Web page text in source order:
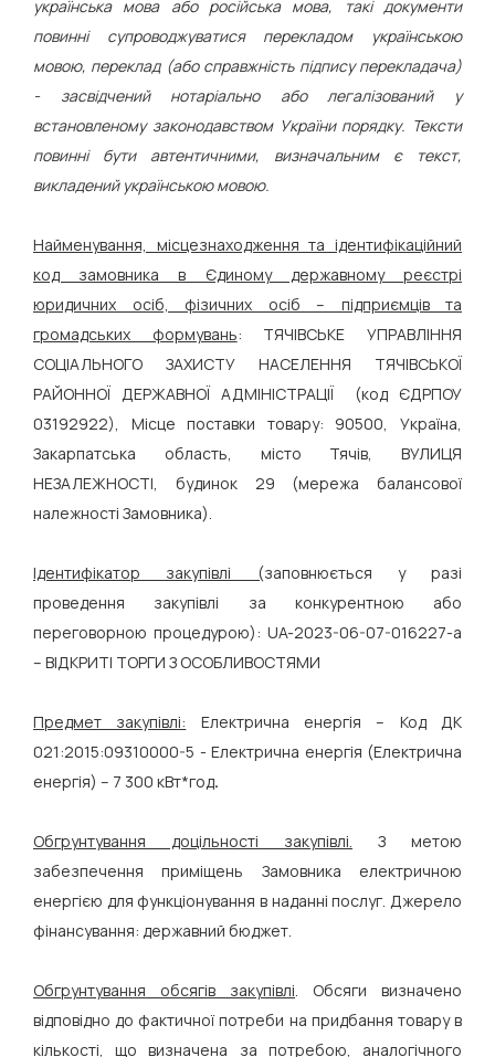
українська мова або російська мова, такі документи
повинні супроводжуватися перекладом українською
мовою, переклад (або справжність підпису перекладача)
- засвідчений нотаріально або легалізований у
встановленому законодавством України порядку. Тексти
повинні бути автентичними, визначальним є текст,
викладений українською мовою.
Найменування, місцезнаходження та ідентифікаційний
код замовника в Єдиному державному реєстрі
юридичних осіб, фізичних осіб – підприємців та
громадських формувань: ТЯЧІВСЬКЕ УПРАВЛІННЯ
СОЦІАЛЬНОГО ЗАХИСТУ НАСЕЛЕННЯ ТЯЧІВСЬКОЇ
РАЙОННОЇ ДЕРЖАВНОЇ АДМІНІСТРАЦІЇ (код ЄДРПОУ
03192922), Місце поставки товару: 90500, Україна,
Закарпатська область, місто Тячів, ВУЛИЦЯ
НЕЗАЛЕЖНОСТІ, будинок 29 (мережа балансової
належності Замовника).
Ідентифікатор закупівлі (заповнюється у разі
проведення закупівлі за конкурентною або
переговорною процедурою): UA-2023-06-07-016227-a
– ВІДКРИТІ ТОРГИ З ОСОБЛИВОСТЯМИ
Предмет закупівлі: Електрична енергія – Код ДК
021:2015:09310000-5 - Електрична енергія (Електрична
енергія) – 7 300 кВт*год.
Обгрунтування доцільності закупівлі.
З метою
забезпечення приміщень Замовника електричною
енергією для функціонування в наданні послуг. Джерело
фінансування: державний бюджет.
Обгрунтування обсягів закупівлі . Обсяги визначено
відповідно до фактичної потреби на придбання товару в
кількості, що визначена за потребою, аналогічного